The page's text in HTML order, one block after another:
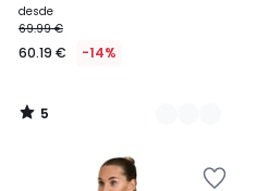
desde
69.99 €
60.19 € -14%
5
/